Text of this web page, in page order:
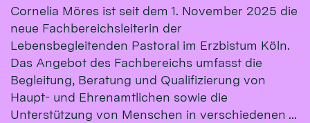
Cornelia Möres ist seit dem 1. November 2025 die
neue Fachbereichsleiterin der
Lebensbegleitenden Pastoral im Erzbistum Köln.
Das Angebot des Fachbereichs umfasst die
Begleitung, Beratung und Qualifizierung von
Haupt- und Ehrenamtlichen sowie die
Unterstützung von Menschen in verschiedenen ...